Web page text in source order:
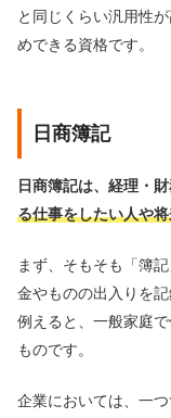
と同じくらい汎用性
めできる資格です。
日商簿記
日商簿記は、経理・
る仕事をしたい人や
まず、そもそも「簿
金やものの出入りを
例えると、一般家庭
ものです。
企業においては、一